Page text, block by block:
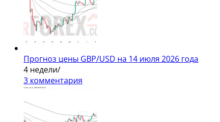
Прогноз цены GBP/USD на 14 июля 2026 года
4 недели/
3 комментария